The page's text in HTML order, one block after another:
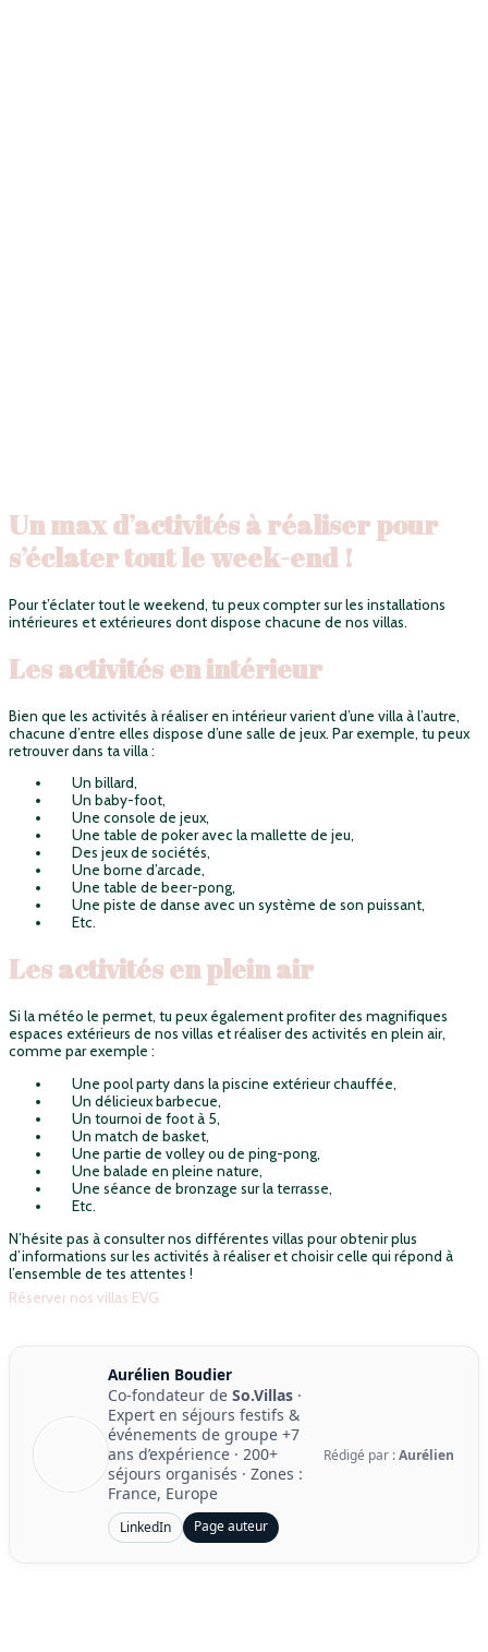
Un max d’activités à réaliser pour
s’éclater tout le week-end !
Pour t’éclater tout le weekend, tu peux compter sur les installations
intérieures et extérieures dont dispose chacune de nos villas.
Les activités en intérieur
Bien que les activités à réaliser en intérieur varient d’une villa à l’autre,
chacune d’entre elles dispose d’une salle de jeux. Par exemple, tu peux
retrouver dans ta villa :
Un billard,
Un baby-foot,
Une console de jeux,
Une table de poker avec la mallette de jeu,
Des jeux de sociétés,
Une borne d’arcade,
Une table de beer-pong,
Une piste de danse avec un système de son puissant,
Etc.
Les activités en plein air
Si la météo le permet, tu peux également profiter des magnifiques
espaces extérieurs de nos villas et réaliser des activités en plein air,
comme par exemple :
Une pool party dans la piscine extérieur chauffée,
Un délicieux barbecue,
Un tournoi de foot à 5,
Un match de basket,
Une partie de volley ou de ping-pong,
Une balade en pleine nature,
Une séance de bronzage sur la terrasse,
Etc.
N’hésite pas à consulter nos différentes villas pour obtenir plus
d’informations sur les activités à réaliser et choisir celle qui répond à
l’ensemble de tes attentes !
Réserver nos villas EVG
Aurélien Boudier
Co-fondateur de So.Villas ·
Expert en séjours festifs &
événements de groupe +7
ans d’expérience · 200+
séjours organisés · Zones :
France, Europe
LinkedIn Page auteur
Rédigé par :Aurélien